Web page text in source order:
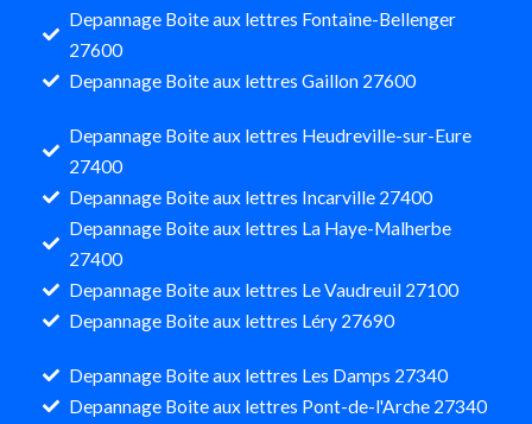
Depannage Boite aux lettres Fontaine-Bellenger
27600
Depannage Boite aux lettres Gaillon 27600
Depannage Boite aux lettres Heudreville-sur-Eure
27400
Depannage Boite aux lettres Incarville 27400
Depannage Boite aux lettres La Haye-Malherbe
27400
Depannage Boite aux lettres Le Vaudreuil 27100
Depannage Boite aux lettres Léry 27690
Depannage Boite aux lettres Les Damps 27340
Depannage Boite aux lettres Pont-de-l'Arche 27340